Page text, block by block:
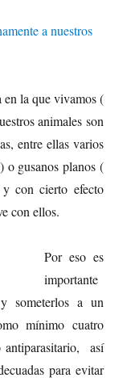
en la que vivamos (
animales son
entre ellas varios
o gusanos planos (
y con cierto efecto
con ellos.
Por eso es
importante
someterlos a un
mínimo cuatro
antiparasitario, así
para evitar